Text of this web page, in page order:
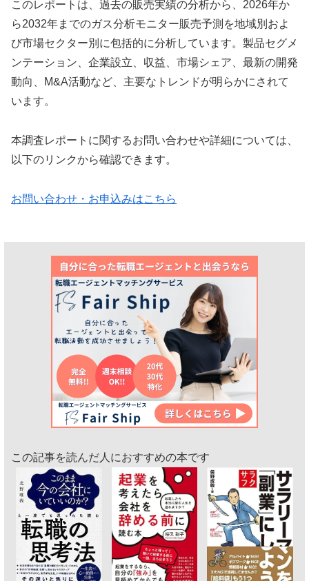
このレポートは、過去の販売実績の分析から、2026年か
ら2032年までのガス分析モニター販売予測を地域別およ
び市場セクター別に包括的に分析しています。製品セグメ
ンテーション、企業設立、収益、市場シェア、最新の開発
動向、M&A活動など、主要なトレンドが明らかにされて
います。
本調査レポートに関するお問い合わせや詳細については、
以下のリンクから確認できます。
お問い合わせ・お申込みはこちら
この記事を読んだ人におすすめの本です